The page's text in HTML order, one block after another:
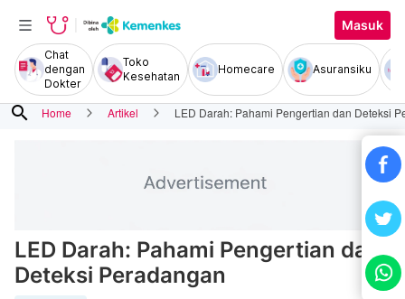
Masuk
Chat
dengan
Dokter
Toko
Kesehatan
Homecare Asuransiku
search Home Artikel LED Darah: Pahami Pengertian dan Deteksi
LED Darah: Pahami Pengertian dan
Deteksi Peradangan